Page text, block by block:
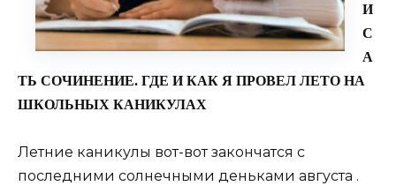
И
С
А
ТЬ СОЧИНЕНИЕ. ГДЕ И КАК Я ПРОВЕЛ ЛЕТО НА
ШКОЛЬНЫХ КАНИКУЛАХ
Летние каникулы вот-вот закончатся с
последними солнечными деньками августа .